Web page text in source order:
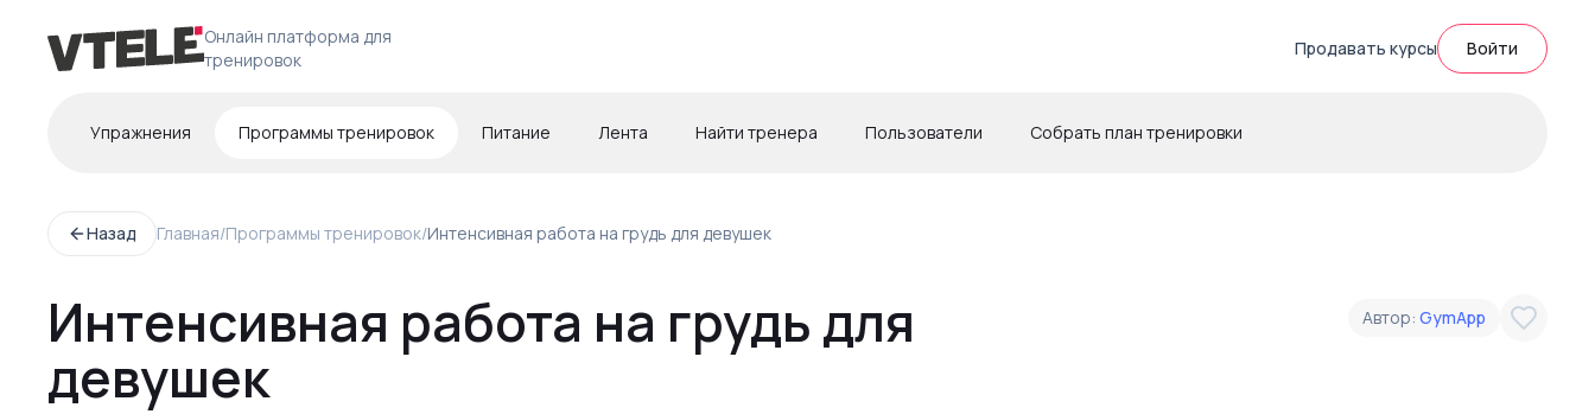
Онлайн платформа для
тренировок
Продавать курсы Войти
Упражнения Программы тренировок Питание Лента Найти тренера Пользователи Собрать план тренировки
Назад Главная/Программы тренировок/Интенсивная работа на грудь для девушек
Интенсивная работа на грудь для
девушек
Автор: GymApp